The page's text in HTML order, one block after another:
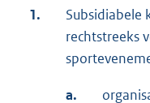
1.
Subsidiabele
rechtstreeks
a.